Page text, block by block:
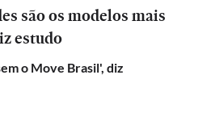
são os modelos mais
estudo
o Move Brasil', diz